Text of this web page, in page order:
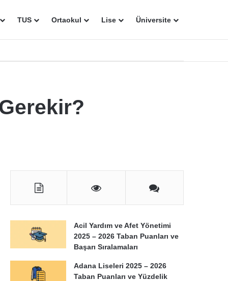
TUS Ortaokul Lise Üniversite
Acil Yardım ve Afet Yönetimi
2025 – 2026 Taban Puanları ve
Başarı Sıralamaları
Adana Liseleri 2025 – 2026
Taban Puanları ve Yüzdelik